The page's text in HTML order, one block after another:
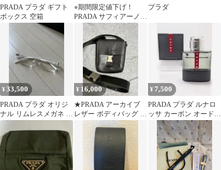
PRADA プラダ ギフト
ボックス 空箱
⭐︎期間限定値下げ！
PRADA サフィアーノレ
ザー ノベルティ 長財布
ブラック
プラダ
¥33,500
PRADA プラダ オリジ
ナル リムレスメガネ 度
なし 一点物
¥ 16,000
★PRADA アーカイブ
レザー ボディバッグ ウ
エストポーチ★
¥ 7,500
PRADA プラダ ルナロ
ッサ カーボン オードト
ワレ 50ml 箱付き 香水